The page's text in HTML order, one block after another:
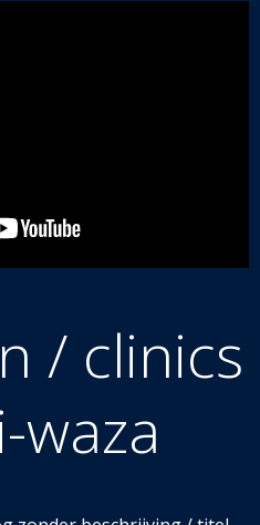
/ clinics
waza